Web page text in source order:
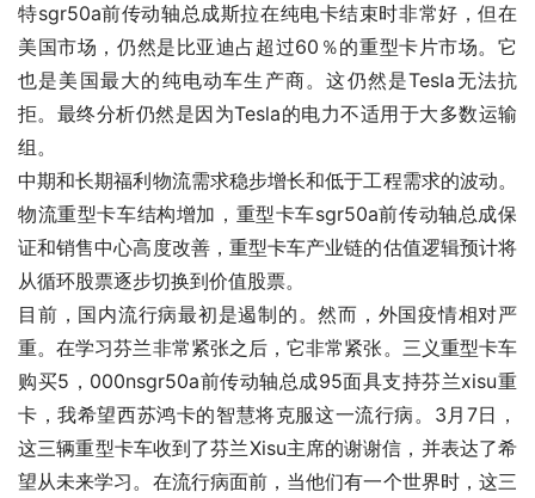
特sgr50a前传动轴总成斯拉在纯电卡结束时非常好，但在
美国市场，仍然是比亚迪占超过60％的重型卡片市场。它
也是美国最大的纯电动车生产商。这仍然是Tesla无法抗
拒。最终分析仍然是因为Tesla的电力不适用于大多数运输
组。
中期和长期福利物流需求稳步增长和低于工程需求的波动。
物流重型卡车结构增加，重型卡车sgr50a前传动轴总成保
证和销售中心高度改善，重型卡车产业链的估值逻辑预计将
从循环股票逐步切换到价值股票。
目前，国内流行病最初是遏制的。然而，外国疫情相对严
重。在学习芬兰非常紧张之后，它非常紧张。三义重型卡车
购买5，000nsgr50a前传动轴总成95面具支持芬兰xisu重
卡，我希望西苏鸿卡的智慧将克服这一流行病。3月7日，
这三辆重型卡车收到了芬兰Xisu主席的谢谢信，并表达了希
望从未来学习。在流行病面前，当他们有一个世界时，这三